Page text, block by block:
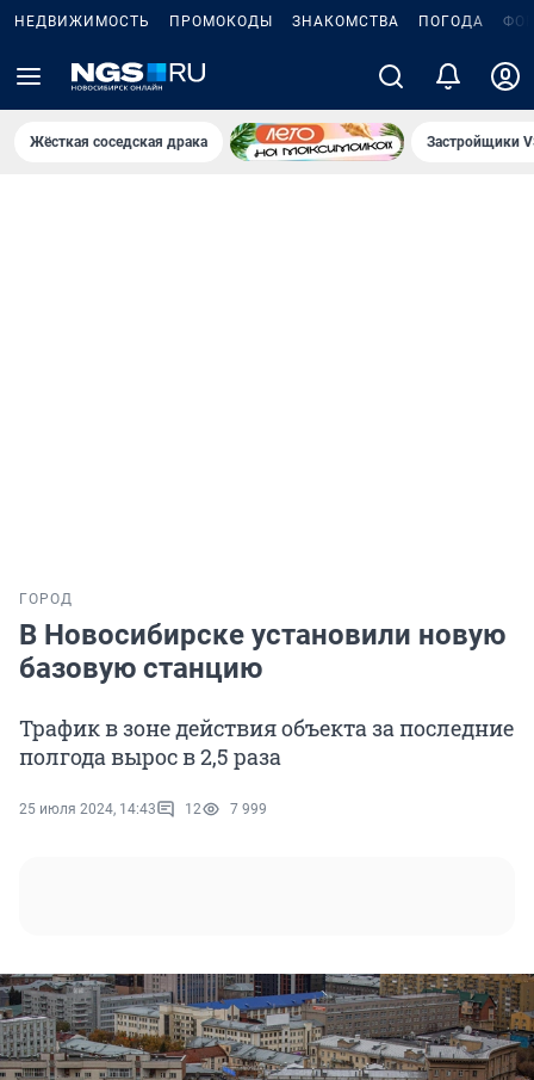
НЕДВИЖИМОСТЬ ПРОМОКОДЫ ЗНАКОМСТВА ПОГОДА
Жёсткая соседская драка Застройщики
ГОРОД
В Новосибирске установили новую
базовую станцию
Трафик в зоне действия объекта за последние
полгода вырос в 2,5 раза
25 июля 2024, 14:43 12 7 999